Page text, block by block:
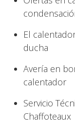
El
ducha
Avería en
calentador
Servicio
Chaffoteaux